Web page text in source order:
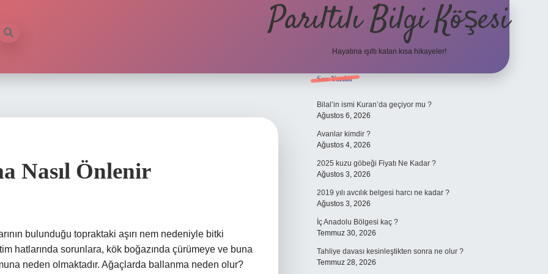
Parıltılı Bilgi Köşesi
Hayatına ışıltı katan kısa hikayeler!
Nasıl Önlenir
bulunduğu topraktaki aşırı nem nedeniyle bitki
hatlarında sorunlara, kök boğazında çürümeye ve buna
neden olmaktadır. Ağaçlarda ballanma neden olur?
Sidebar
Son Yazılar
Bilal’in ismi Kuran’da geçiyor mu ?
Ağustos 6, 2026
Avanlar kimdir ?
Ağustos 4, 2026
2025 kuzu göbeği Fiyatı Ne Kadar ?
Ağustos 3, 2026
2019 yılı avcılık belgesi harcı ne kadar ?
Ağustos 3, 2026
İç Anadolu Bölgesi kaç ?
Temmuz 30, 2026
Tahliye davası kesinleştikten sonra ne olur ?
Temmuz 28, 2026